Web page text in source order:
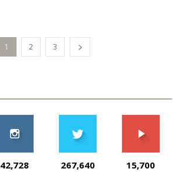
1 2 3
42,728 267,640 15,700